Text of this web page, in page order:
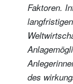
Faktoren.
des